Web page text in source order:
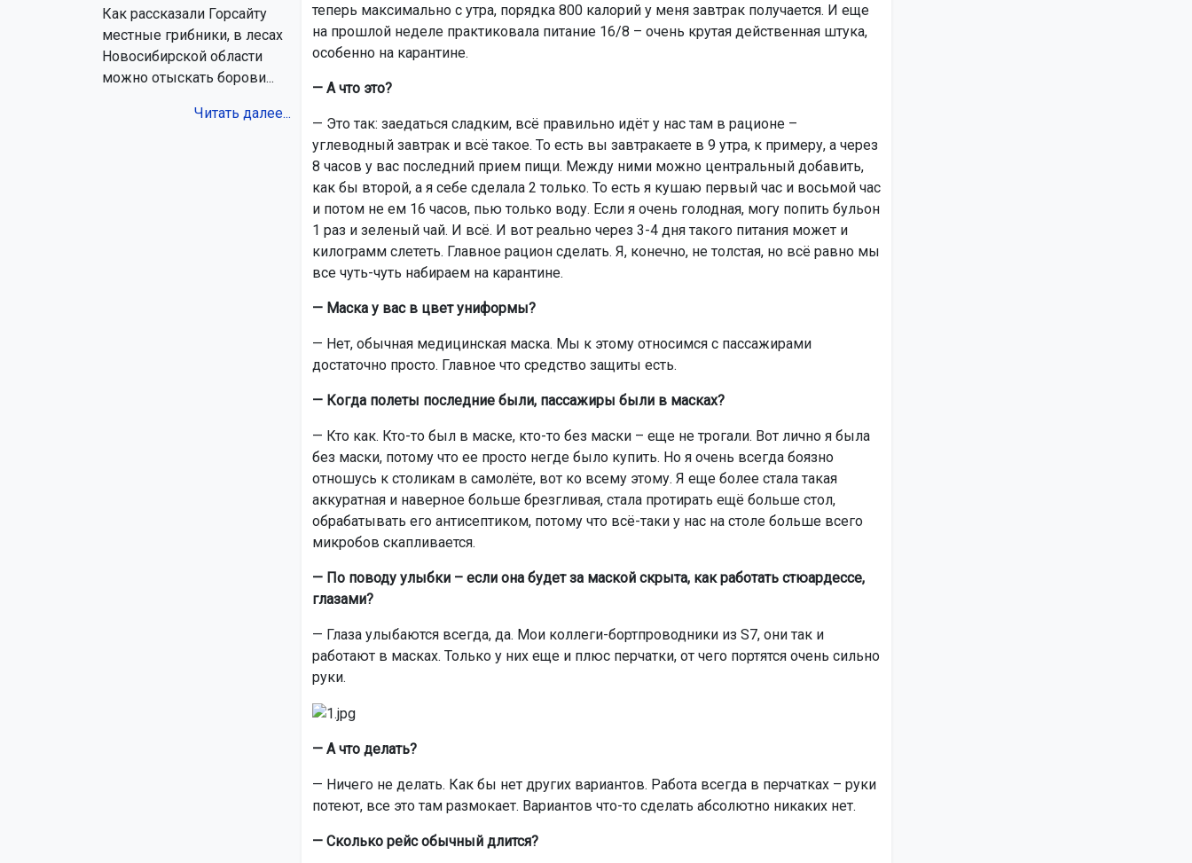
Как рассказали Горсайту
местные грибники, в лесах
Новосибирской области
можно отыскать борови...
Читать далее...
теперь максимально с утра, порядка 800 калорий у меня завтрак получается. И еще
на прошлой неделе практиковала питание 16/8 – очень крутая действенная штука,
особенно на карантине.
— А что это?
— Это так: заедаться сладким, всё правильно идёт у нас там в рационе –
углеводный завтрак и всё такое. То есть вы завтракаете в 9 утра, к примеру, а через
8 часов у вас последний прием пищи. Между ними можно центральный добавить,
как бы второй, а я себе сделала 2 только. То есть я кушаю первый час и восьмой час
и потом не ем 16 часов, пью только воду. Если я очень голодная, могу попить бульон
1 раз и зеленый чай. И всё. И вот реально через 3-4 дня такого питания может и
килограмм слететь. Главное рацион сделать. Я, конечно, не толстая, но всё равно мы
все чуть-чуть набираем на карантине.
— Маска у вас в цвет униформы?
— Нет, обычная медицинская маска. Мы к этому относимся с пассажирами
достаточно просто. Главное что средство защиты есть.
— Когда полеты последние были, пассажиры были в масках?
— Кто как. Кто-то был в маске, кто-то без маски – еще не трогали. Вот лично я была
без маски, потому что ее просто негде было купить. Но я очень всегда боязно
отношусь к столикам в самолёте, вот ко всему этому. Я еще более стала такая
аккуратная и наверное больше брезгливая, стала протирать ещё больше стол,
обрабатывать его антисептиком, потому что всё-таки у нас на столе больше всего
микробов скапливается.
— По поводу улыбки – если она будет за маской скрыта, как работать стюардессе,
глазами?
— Глаза улыбаются всегда, да. Мои коллеги-бортпроводники из S7, они так и
работают в масках. Только у них еще и плюс перчатки, от чего портятся очень сильно
руки.
— А что делать?
— Ничего не делать. Как бы нет других вариантов. Работа всегда в перчатках – руки
потеют, все это там размокает. Вариантов что-то сделать абсолютно никаких нет.
— Сколько рейс обычный длится?